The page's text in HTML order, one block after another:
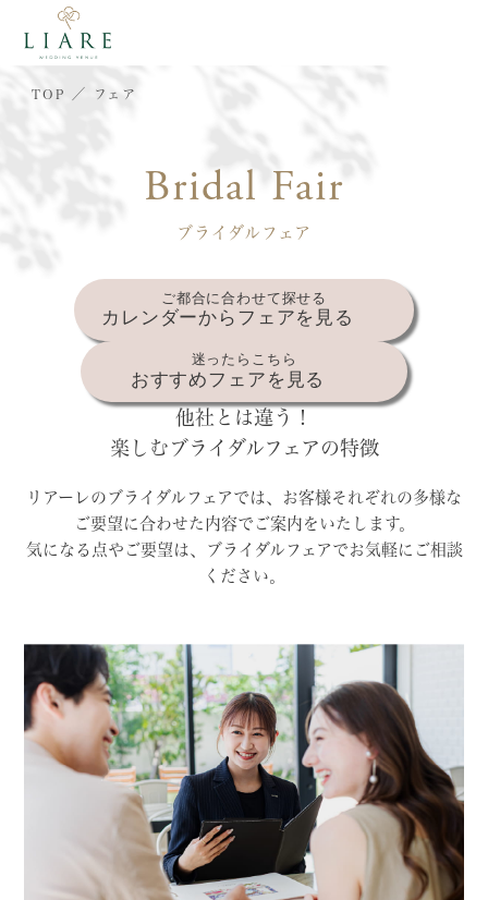
TOP フェア
Bridal Fair
ブライダルフェア
ご都合に合わせて探せる
カレンダーからフェアを見る
迷ったらこちら
おすすめフェアを見る
他社とは違う！
楽しむブライダルフェアの特徴
リアーレのブライダルフェアでは、お客様それぞれの多様な
ご要望に合わせた内容でご案内をいたします。
気になる点やご要望は、ブライダルフェアでお気軽にご相談
ください。